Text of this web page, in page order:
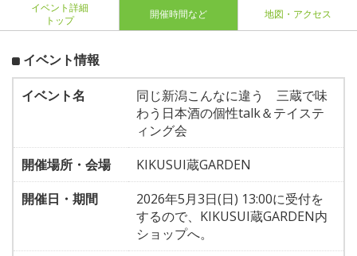
イベント詳細
トップ
開催時間など 地図・アクセス
イベント情報
イベント名
同じ新潟こんなに違う 三蔵で味
わう日本酒の個性talk＆テイステ
ィング会
開催場所・会場
KIKUSUI蔵GARDEN
開催日・期間
2026年5月3日(日) 13:00に受付を
するので、KIKUSUI蔵GARDEN内
ショップへ。